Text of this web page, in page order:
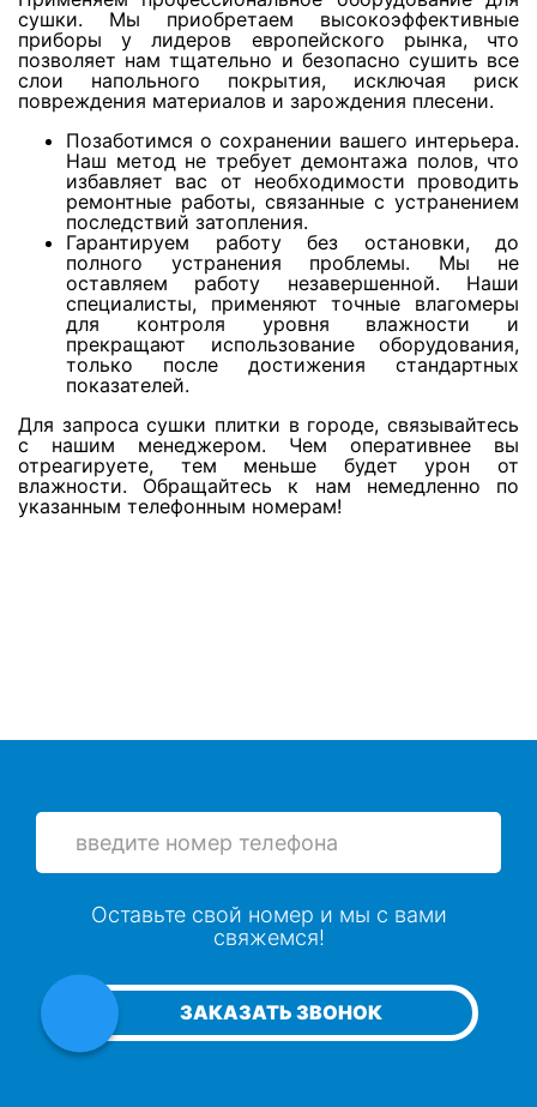
Просушка потолков из дранки
Просушка реечных потолков
Просушка крыш после задувания снега и
дождя через софиты
Сушка утеплителя в скатной кровле
Просушка холодных чердаков и мансард
Сушка скатной кровли
Просушка плоской кровли
Просушка минеральной ваты
Просушка минеральной ваты
Просушка утеплителя из стекловаты
Просушка стекловаты
сушки. Мы приобретаем высокоэффективные
приборы у лидеров европейского рынка, что
позволяет нам тщательно и безопасно сушить все
слои напольного покрытия, исключая риск
повреждения материалов и зарождения плесени.
Позаботимся о сохранении вашего интерьера.
Наш метод не требует демонтажа полов, что
избавляет вас от необходимости проводить
ремонтные работы, связанные с устранением
последствий затопления.
Гарантируем работу без остановки, до
полного устранения проблемы. Мы не
оставляем работу незавершенной. Наши
специалисты, применяют точные влагомеры
для контроля уровня влажности и
прекращают использование оборудования,
только после достижения стандартных
показателей.
Для запроса сушки плитки в городе, связывайтесь
с нашим менеджером. Чем оперативнее вы
отреагируете, тем меньше будет урон от
влажности. Обращайтесь к нам немедленно по
указанным телефонным номерам!
ЗАКАЗАТЬ ЗВОНОК
Оставьте свой номер и мы с вами
свяжемся!